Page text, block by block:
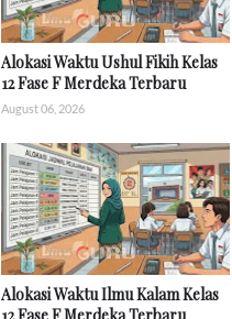
Alokasi Waktu Ushul Fikih Kelas
12 Fase F Merdeka Terbaru
August 06, 2026
Alokasi Waktu Ilmu Kalam Kelas